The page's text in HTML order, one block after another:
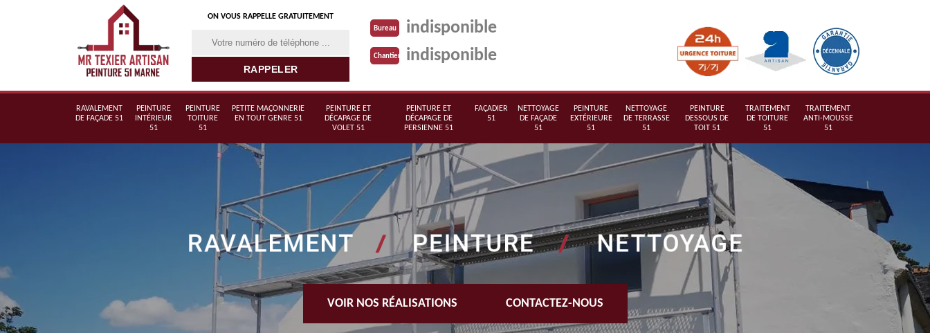
ON VOUS RAPPELLE GRATUITEMENT
Bureau indisponible
Chantier indisponible
RAVALEMENT
DE FAÇADE 51
PEINTURE
INTÉRIEUR
51
PEINTURE
TOITURE
51
PETITE MAÇONNERIE
EN TOUT GENRE 51
PEINTURE ET
DÉCAPAGE DE
VOLET 51
PEINTURE ET
DÉCAPAGE DE
PERSIENNE 51
FAÇADIER
51
NETTOYAGE
DE FAÇADE
51
PEINTURE
EXTÉRIEURE
51
NETTOYAGE
DE TERRASSE
51
PEINTURE
DESSOUS DE
TOIT 51
TRAITEMENT
DE TOITURE
51
TRAITEMENT
ANTI-MOUSSE
51
VOIR NOS RÉALISATIONS CONTACTEZ-NOUS